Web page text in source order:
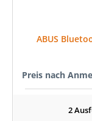
Preis nach
2